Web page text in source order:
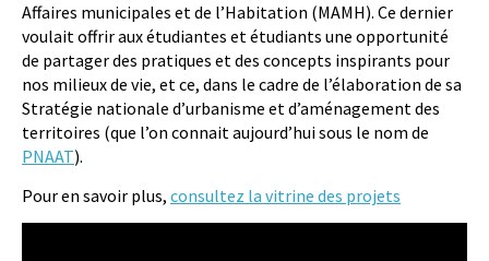
Affaires municipales et de l’Habitation (MAMH). Ce dernier
voulait offrir aux étudiantes et étudiants une opportunité
de partager des pratiques et des concepts inspirants pour
nos milieux de vie, et ce, dans le cadre de l’élaboration de sa
Stratégie nationale d’urbanisme et d’aménagement des
territoires (que l’on connait aujourd’hui sous le nom de
PNAAT).
Pour en savoir plus, consultez la vitrine des projets